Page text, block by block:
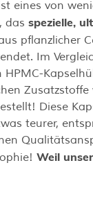
eines von
das spezielle,
pflanzlicher
Im
HPMC-
Zusatzstoffe
Diese
teurer,
Weil